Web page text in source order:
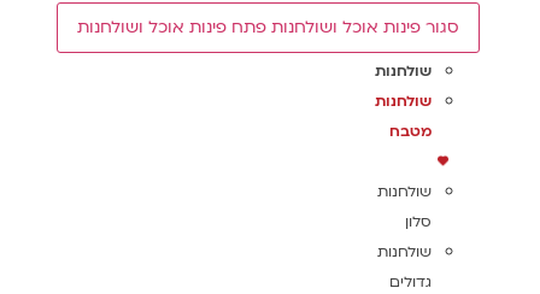
סגור פינות אוכל ושולחנות פתח פינות אוכל ושולחנות
שולחנות
שולחנות
מטבח
שולחנות
סלון
שולחנות
גדולים